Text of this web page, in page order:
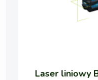
Laser liniowy